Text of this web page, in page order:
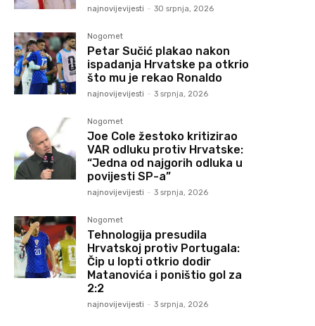
najnovijevijesti - 30 srpnja, 2026
Nogomet
Petar Sučić plakao nakon
ispadanja Hrvatske pa otkrio
što mu je rekao Ronaldo
najnovijevijesti - 3 srpnja, 2026
Nogomet
Joe Cole žestoko kritizirao
VAR odluku protiv Hrvatske:
“Jedna od najgorih odluka u
povijesti SP-a”
najnovijevijesti - 3 srpnja, 2026
Nogomet
Tehnologija presudila
Hrvatskoj protiv Portugala:
Čip u lopti otkrio dodir
Matanovića i poništio gol za
2:2
najnovijevijesti - 3 srpnja, 2026